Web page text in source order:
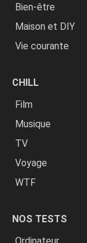
Bien-être
Maison et DIY
Vie courante
CHILL
Film
Musique
TV
Voyage
WTF
NOS TESTS